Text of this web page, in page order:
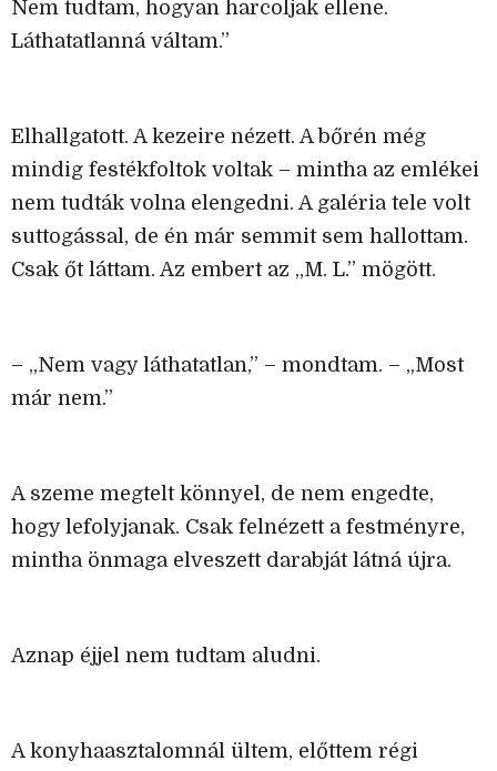
Nem tudtam, hogyan harcoljak ellene.
Láthatatlanná váltam.”
Elhallgatott. A kezeire nézett. A bőrén még
mindig festékfoltok voltak – mintha az emlékei
nem tudták volna elengedni. A galéria tele volt
suttogással, de én már semmit sem hallottam.
Csak őt láttam. Az embert az „M. L.” mögött.
– „Nem vagy láthatatlan,” – mondtam. – „Most
már nem.”
A szeme megtelt könnyel, de nem engedte,
hogy lefolyjanak. Csak felnézett a festményre,
mintha önmaga elveszett darabját látná újra.
Aznap éjjel nem tudtam aludni.
A konyhaasztalomnál ültem, előttem régi